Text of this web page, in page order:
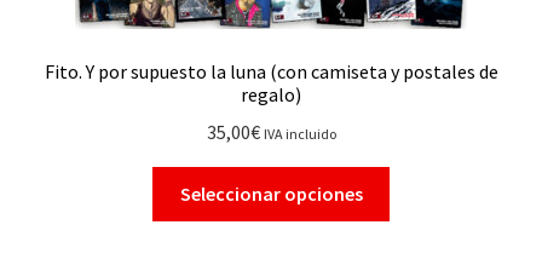
Fito. Y por supuesto la luna (con camiseta y postales de
regalo)
35,00€ IVA incluido
Seleccionar opciones